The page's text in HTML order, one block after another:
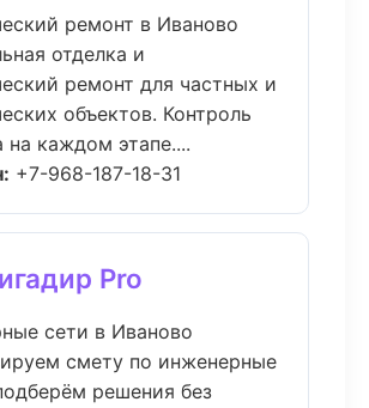
ремонт в Иваново
отделка и
ремонт для частных и
объектов. Контроль
на каждом этапе....
+7-968-187-18-31
Pro
сети в Иваново
смету по инженерные
решения без